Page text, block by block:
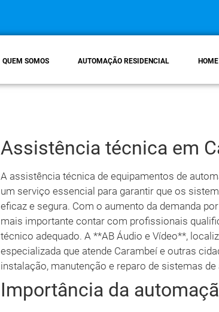
QUEM SOMOS AUTOMAÇÃO RESIDENCIAL
Assistência técnica em
A assistência técnica de equipamentos de
um serviço essencial para garantir que os
eficaz e segura. Com o aumento da demanda
mais importante contar com profissionais
técnico adequado. A **AB Áudio e Vídeo**,
especializada que atende Carambeí e outras
instalação, manutenção e reparo de sistemas
Importância da